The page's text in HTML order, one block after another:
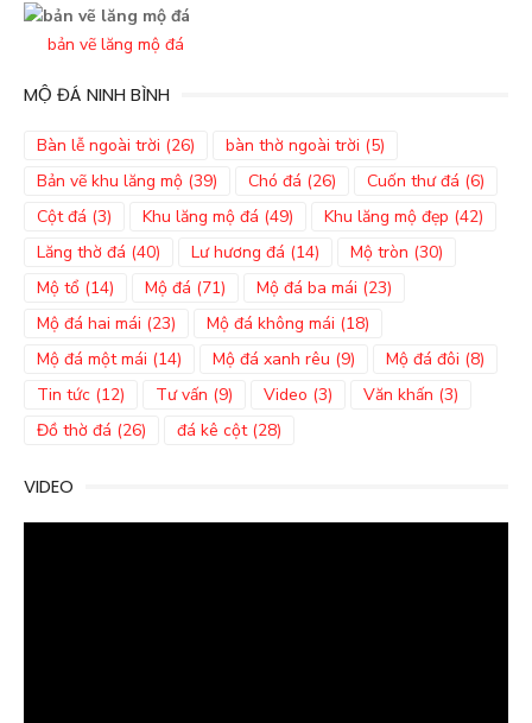
bản vẽ lăng mộ đá
MỘ ĐÁ NINH BÌNH
Bàn lễ ngoài trời (26) bàn thờ ngoài trời (5)
Bản vẽ khu lăng mộ (39) Chó đá (26) Cuốn thư đá (6)
Cột đá (3) Khu lăng mộ đá (49) Khu lăng mộ đẹp (42)
Lăng thờ đá (40) Lư hương đá (14) Mộ tròn (30)
Mộ tổ (14) Mộ đá (71) Mộ đá ba mái (23)
Mộ đá hai mái (23) Mộ đá không mái (18)
Mộ đá một mái (14) Mộ đá xanh rêu (9) Mộ đá đôi (8)
Tin tức (12) Tư vấn (9) Video (3) Văn khấn (3)
Đồ thờ đá (26) đá kê cột(28)
VIDEO